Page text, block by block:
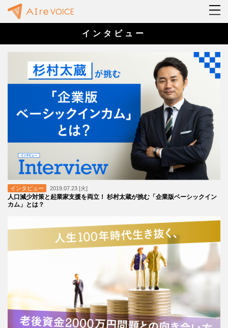
インタビュー
インタビュー 2019.07.23 [火]
人口減少対策と起業家支援を両立！ 杉村太蔵が挑む「企業版ベーシックイン
カム」とは？